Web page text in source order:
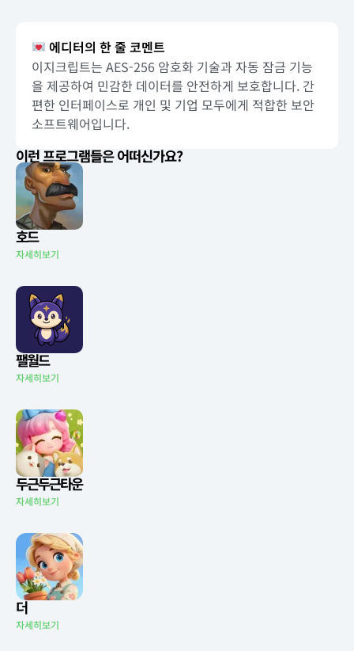
에디터의 한 줄 코멘트
이지크립트는 AES-256 암호화 기술과 자동 잠금 기능
을 제공하여 민감한 데이터를 안전하게 보호합니다. 간
편한 인터페이스로 개인 및 기업 모두에게 적합한 보안
소프트웨어입니다.
이런 프로그램들은 어떠신가요?
호드
자세히보기
팰월드
자세히보기
두근두근타운
자세히보기
더
자세히보기